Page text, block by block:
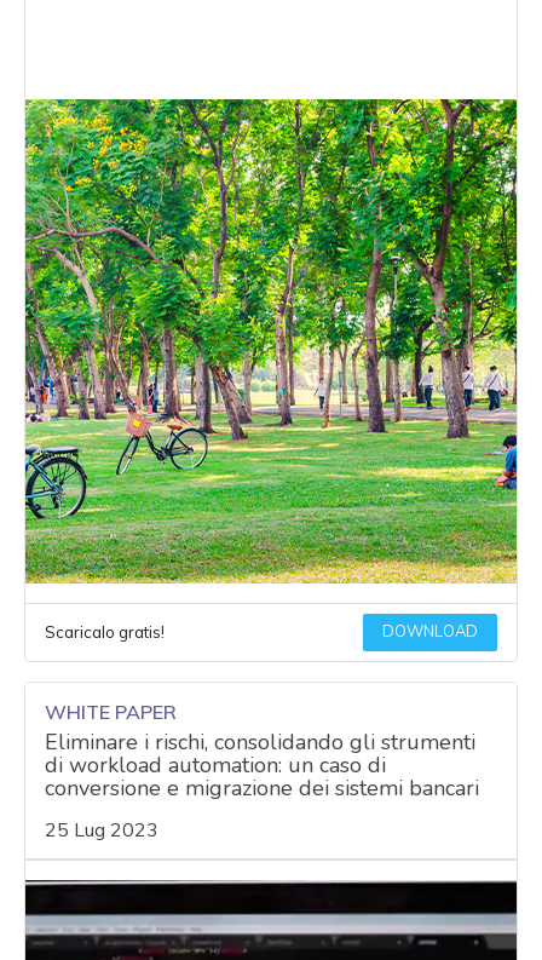
Scaricalo gratis! DOWNLOAD
WHITE PAPER
Eliminare i rischi, consolidando gli strumenti
di workload automation: un caso di
conversione e migrazione dei sistemi bancari
25 Lug 2023